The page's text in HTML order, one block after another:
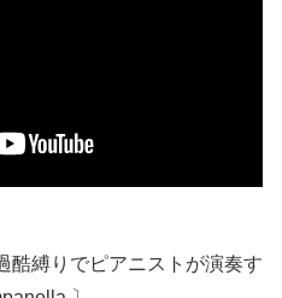
酷縛りでピアニストが演奏す